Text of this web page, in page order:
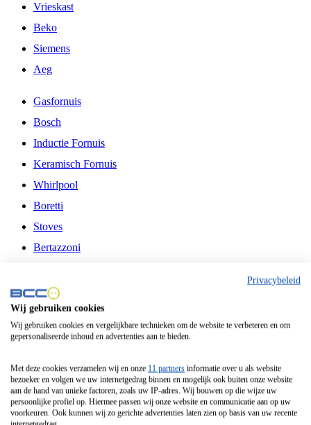
Vrieskast
Beko
Siemens
Aeg
Gasfornuis
Bosch
Inductie Fornuis
Keramisch Fornuis
Whirlpool
Boretti
Stoves
Bertazzoni
Fitelli
Airfryer
Frituurpan
Contactgrill
Broodbakmachine
Broodrooster
Privacybeleid
Wij gebruiken cookies
Wij gebruiken cookies en vergelijkbare technieken om de website te verbeteren en om
gepersonaliseerde inhoud en advertenties aan te bieden.
Met deze cookies verzamelen wij en onze 11 partners informatie over u als website
bezoeker en volgen we uw internetgedrag binnen en mogelijk ook buiten onze website
aan de hand van unieke factoren, zoals uw IP-adres. Wij bouwen op die wijze uw
persoonlijke profiel op. Hiermee passen wij onze website en communicatie aan op uw
voorkeuren. Ook kunnen wij zo gerichte advertenties laten zien op basis van uw recente